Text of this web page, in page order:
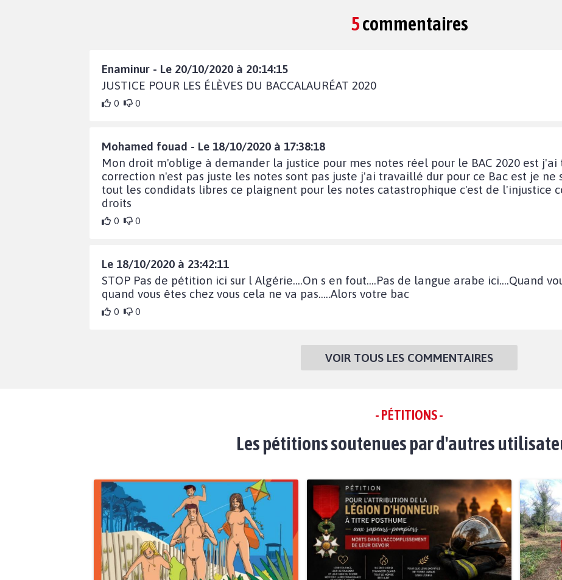
5commentaires
Enaminur - Le 20/10/2020 à 20:14:15
JUSTICE POUR LES ÉLÈVES DU BACCALAURÉAT 2020
0 0
Mohamed fouad - Le 18/10/2020 à 17:38:18
Mon droit m'oblige à demander la justice pour mes notes réel pour le BAC 2020 est j'ai
correction n'est pas juste les notes sont pas juste j'ai travaillé dur pour ce Bac est je ne
tout les condidats libres ce plaignent pour les notes catastrophique c'est de l'injustice
droits
0 0
Le 18/10/2020 à 23:42:11
STOP Pas de pétition ici sur l Algérie....On s en fout....Pas de langue arabe ici....Quand
quand vous êtes chez vous cela ne va pas.....Alors votre bac
0 0
VOIR TOUS LES COMMENTAIRES
- PÉTITIONS -
Les pétitions soutenues par d'autres